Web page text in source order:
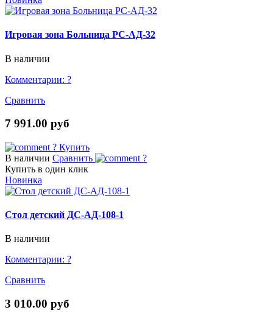
Игровая зона Больница РС-АД-32
В наличии
Комментарии: ?
Сравнить
7 991.00 руб
? Купить
В наличии Сравнить
?
Купить в один клик
Новинка
Стол детский ДС-АД-108-1
В наличии
Комментарии: ?
Сравнить
3 010.00 руб